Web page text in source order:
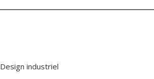
Design industriel